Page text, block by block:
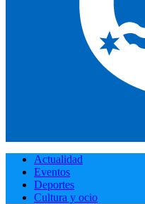
Actualidad
Eventos
Deportes
Cultura y ocio